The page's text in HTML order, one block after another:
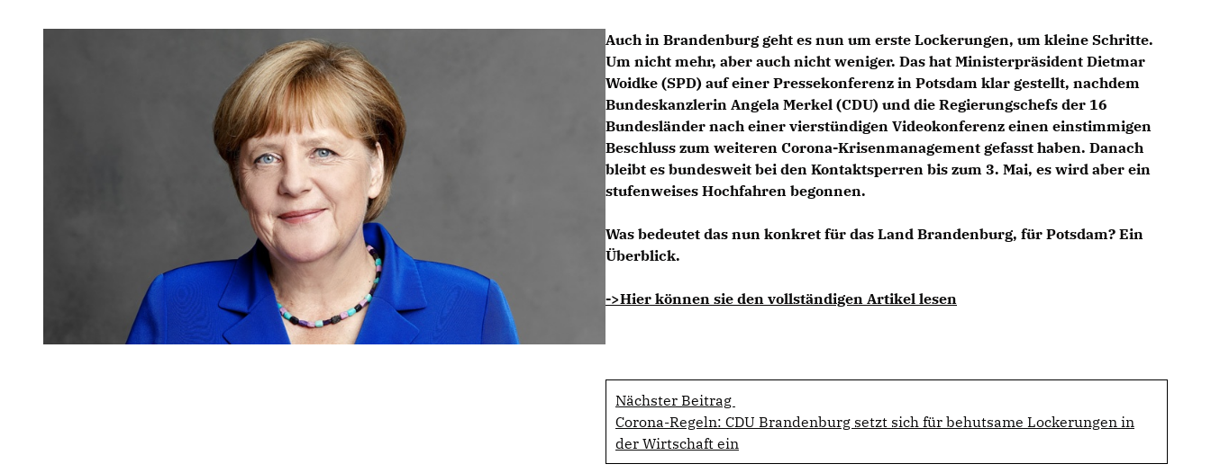
Auch in Brandenburg geht es nun um erste Lockerungen, um kleine Schritte.
Um nicht mehr, aber auch nicht weniger. Das hat Ministerpräsident Dietmar
Woidke (SPD) auf einer Pressekonferenz in Potsdam klar gestellt, nachdem
Bundeskanzlerin Angela Merkel (CDU) und die Regierungschefs der 16
Bundesländer nach einer vierstündigen Videokonferenz einen einstimmigen
Beschluss zum weiteren Corona-Krisenmanagement gefasst haben. Danach
bleibt es bundesweit bei den Kontaktsperren bis zum 3. Mai, es wird aber ein
stufenweises Hochfahren begonnen.
Was bedeutet das nun konkret für das Land Brandenburg, für Potsdam? Ein
Überblick.
->Hier können sie den vollständigen Artikel lesen
Nächster Beitrag
Corona-Regeln: CDU Brandenburg setzt sich für behutsame Lockerungen in
der Wirtschaft ein